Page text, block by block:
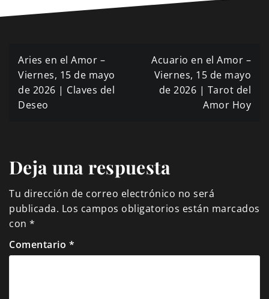
Navegación
de
entradas
Aries en el Amor –
Viernes, 15 de mayo
de 2026 | Claves del
Deseo
Acuario en el Amor –
Viernes, 15 de mayo
de 2026 | Tarot del
Amor Hoy
Deja una respuesta
Tu dirección de correo electrónico no será
publicada. Los campos obligatorios están marcados
con *
Comentario *